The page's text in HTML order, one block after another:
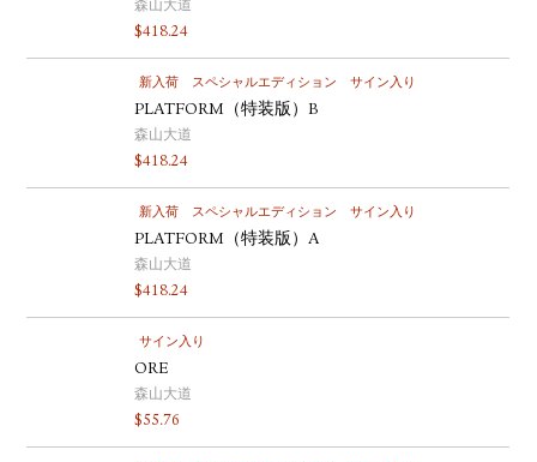
森山大道
$418.24
新入荷 スペシャルエディション サイン入り
PLATFORM（特装版）B
森山大道
$418.24
新入荷 スペシャルエディション サイン入り
PLATFORM（特装版）A
森山大道
$418.24
サイン入り
ORE
森山大道
$55.76